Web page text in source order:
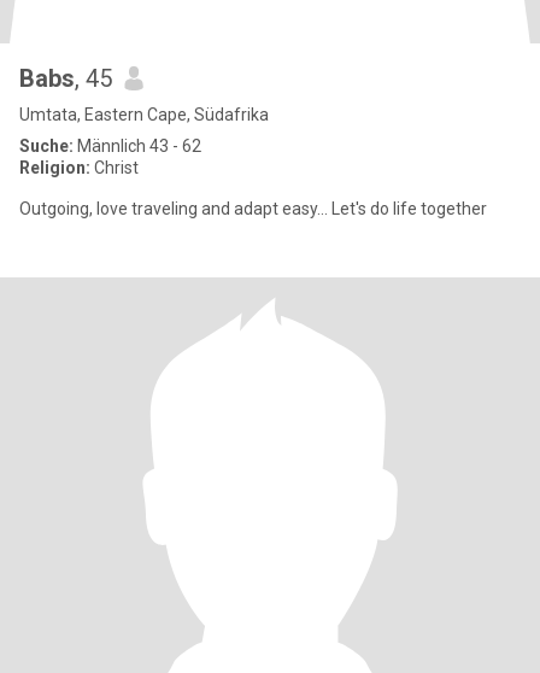
Babs, 45
Umtata, Eastern Cape, Südafrika
Suche: Männlich 43 - 62
Religion: Christ
Outgoing, love traveling and adapt easy... Let's do life together